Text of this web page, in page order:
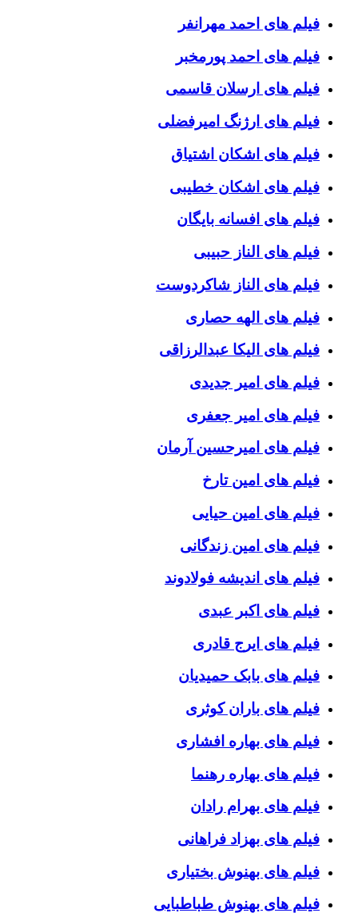
فیلم های احمد مهرانفر
فیلم های احمد پورمخبر
فیلم های ارسلان قاسمی
فیلم های ارژنگ امیرفضلی
فیلم های اشکان اشتیاق
فیلم های اشکان خطیبی
فیلم های افسانه بایگان
فیلم های الناز حبیبی
فیلم های الناز شاکردوست
فیلم های الهه حصاری
فیلم های الیکا عبدالرزاقی
فیلم های امیر جدیدی
فیلم های امیر جعفری
فیلم های امیرحسین آرمان
فیلم های امین تارخ
فیلم های امین حیایی
فیلم های امین زندگانی
فیلم های اندیشه فولادوند
فیلم های اکبر عبدی
فیلم های ایرج قادری
فیلم های بابک حمیدیان
فیلم های باران کوثری
فیلم های بهاره افشاری
فیلم های بهاره رهنما
فیلم های بهرام رادان
فیلم های بهزاد فراهانی
فیلم های بهنوش بختیاری
فیلم های بهنوش طباطبایی